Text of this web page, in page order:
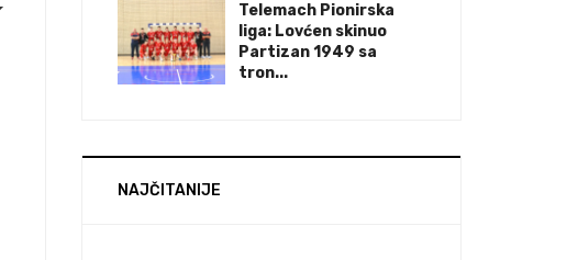
Telemach Pionirska
liga: Lovćen skinuo
Partizan 1949 sa
tron...
NAJČITANIJE